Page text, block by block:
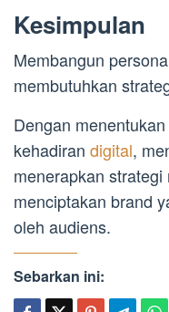
Kesimpulan
Membangun
membutuhkan
Dengan
kehadiran digital,
menerapkan
menciptakan brand
oleh audiens.
Sebarkan ini: